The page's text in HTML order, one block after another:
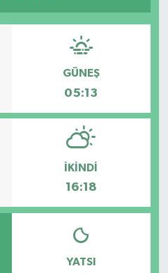
GÜNEŞ
05:13
İKINDI
16:18
YATSI